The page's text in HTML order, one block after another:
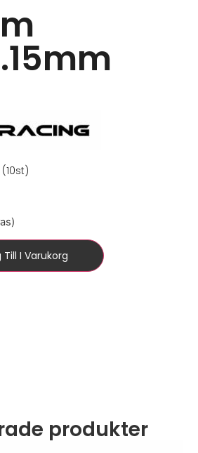
Till I Varukorg
produkter